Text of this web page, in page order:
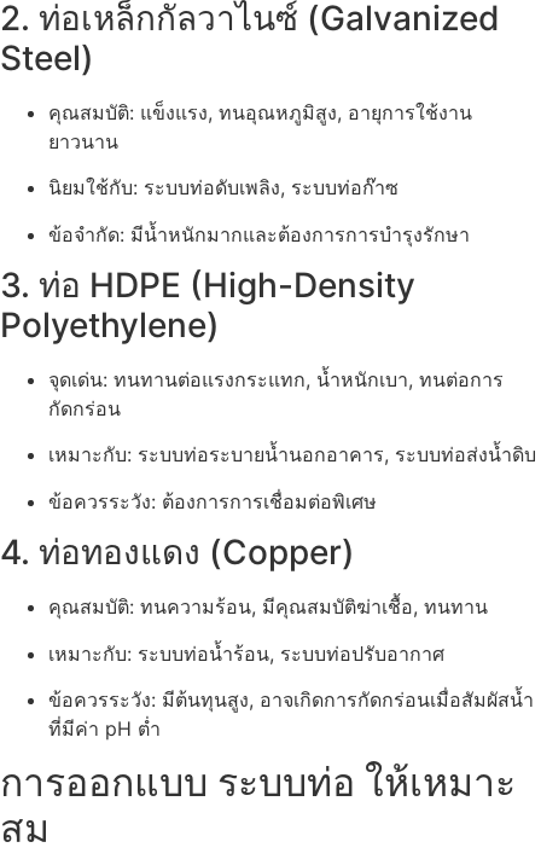
2. ท่อเหล็กกัลวาไนซ์ (Galvanized
Steel)
คุณสมบัติ: แข็งแรง, ทนอุณหภูมิสูง, อายุการใช้งาน
ยาวนาน
นิยมใช้กับ: ระบบท่อดับเพลิง, ระบบท่อก๊าซ
ข้อจำกัด: มีน้ำหนักมากและต้องการการบำรุงรักษา
3. ท่อ HDPE (High-Density
Polyethylene)
จุดเด่น: ทนทานต่อแรงกระแทก, น้ำหนักเบา, ทนต่อการ
กัดกร่อน
เหมาะกับ: ระบบท่อระบายน้ำนอกอาคาร, ระบบท่อส่งน้ำดิบ
ข้อควรระวัง: ต้องการการเชื่อมต่อพิเศษ
4. ท่อทองแดง (Copper)
คุณสมบัติ: ทนความร้อน, มีคุณสมบัติฆ่าเชื้อ, ทนทาน
เหมาะกับ: ระบบท่อน้ำร้อน, ระบบท่อปรับอากาศ
ข้อควรระวัง: มีต้นทุนสูง, อาจเกิดการกัดกร่อนเมื่อสัมผัสน้ำ
ที่มีค่า pH ต่ำ
การออกแบบ ระบบท่อ ให้เหมาะ
สม